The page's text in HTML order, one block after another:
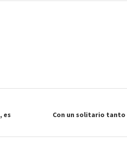
es
Con un solitario tanto